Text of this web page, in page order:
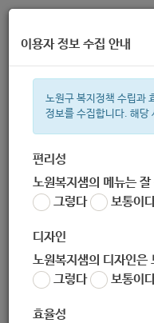
주간 인기검색어
한눈으
이용자 정보 수집 안내
노원구 복지정책 수립과
정보를 수집합니다. 해당
편리성
노원복지샘의 메뉴는
그렇다
보통이
디자인
노원복지샘의 디자인은
그렇다
보통이
효율성
[한국사회복지협의회] 지
아이디어 공모